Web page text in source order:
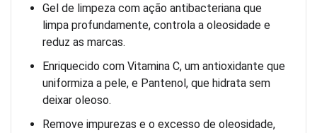
Gel de limpeza com ação antibacteriana que
limpa profundamente, controla a oleosidade e
reduz as marcas.
Enriquecido com Vitamina C, um antioxidante que
uniformiza a pele, e Pantenol, que hidrata sem
deixar oleoso.
Remove impurezas e o excesso de oleosidade,